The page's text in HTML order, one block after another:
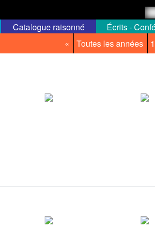
« Toutes les années
Catalogue raisonné Écrits -